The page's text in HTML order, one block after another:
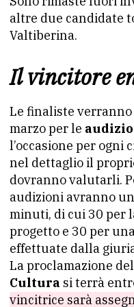
altre due candidate
Valtiberina.
Il vincitore
Le finaliste verranno
marzo per le
l’occasione per
nel dettaglio il
dovranno valutarli.
audizioni avranno
minuti, di cui 30 per
progetto e 30 per
effettuate dalla
La proclamazione
Cultura si terrà
vincitrice sarà